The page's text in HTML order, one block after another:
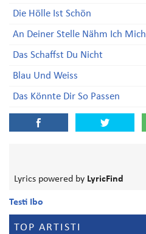
Die Hölle Ist Schön
An Deiner Stelle Nähm Ich Mich
Das Schaffst Du Nicht
Blau Und Weiss
Das Könnte Dir So Passen
Lyrics powered by LyricFind
Testi Ibo
TOP ARTISTI